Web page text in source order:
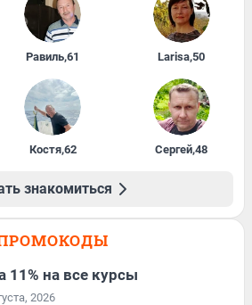
Равиль,61 Larisa,50
Костя,62 Сергей,48
знакомиться
11% на все курсы
2026